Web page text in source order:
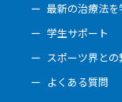
最新の治療法
学生サポート
スポーツ界との
よくある質問